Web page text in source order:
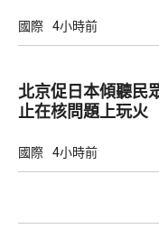
國際 4小時前
北京促日本傾聽
止在核問題上玩火
國際 4小時前